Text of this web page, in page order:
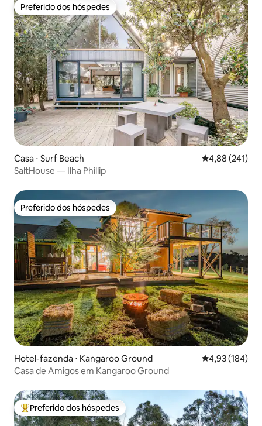
Preferido dos hóspedes
Preferido dos hóspedes
Casa ⋅ Surf Beach 4,88 de uma
4,88 (241)
SaltHouse — Ilha Phillip
Preferido dos hóspedes
Preferido dos hóspedes
Hotel-fazenda ⋅ Kangaroo Ground 4,93 de uma
4,93 (184)
Casa de Amigos em Kangaroo Ground
Entre os melhores preferidos dos hóspedes
Preferido dos hóspedes